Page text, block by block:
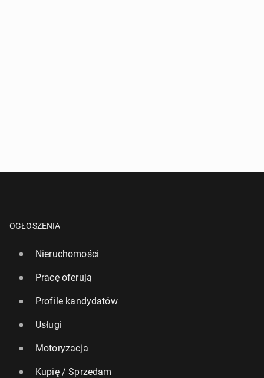
OGŁOSZENIA
Nieruchomości
Pracę oferują
Profile kandydatów
Usługi
Motoryzacja
Kupię / Sprzedam